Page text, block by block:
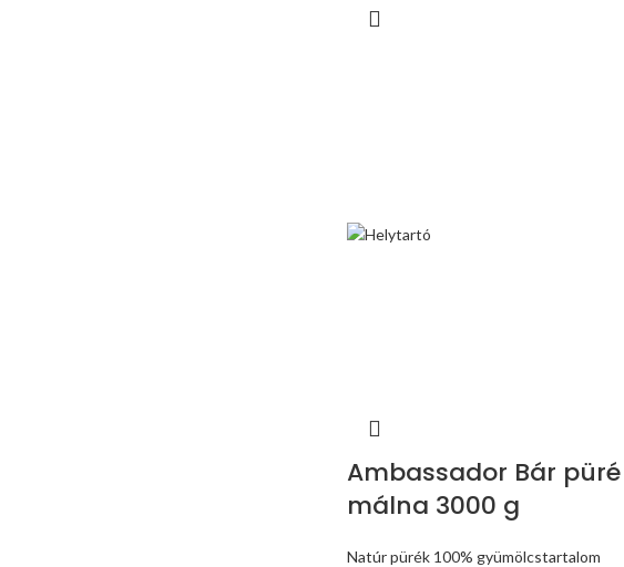
Ambassador Bár püré
málna 3000 g
Natúr pürék 100% gyümölcstartalom